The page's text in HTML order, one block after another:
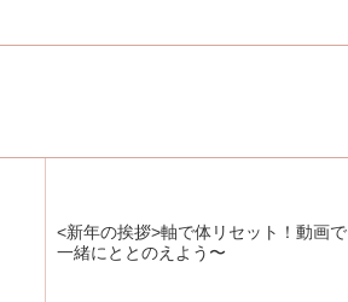
<新年の挨拶>軸で体リセット！動画で
一緒にととのえよう〜